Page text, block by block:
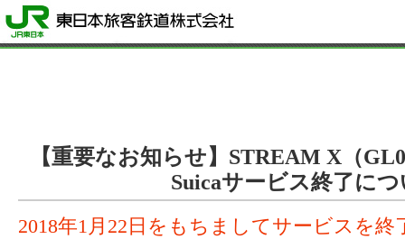
【重要なお知らせ】STREAM X（
Suicaサービス終了に
2018年1月22日をもちましてサービスを